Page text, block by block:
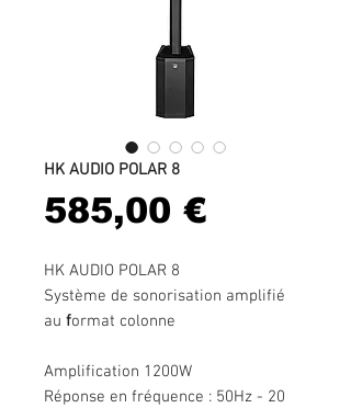
HK AUDIO POLAR 8
585,00 €Prix
HK AUDIO POLAR 8
Système de sonorisation amplifié
au format colonne
Amplification 1200W
Réponse en fréquence : 50Hz - 20